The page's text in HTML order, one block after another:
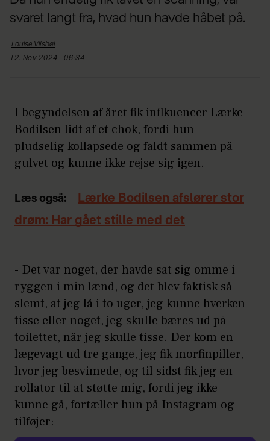
svaret langt fra, hvad hun havde håbet på.
Louise Vilsbøl
12. Nov 2024 - 06:34
I begyndelsen af året fik inflkuencer Lærke
Bodilsen lidt af et chok, fordi hun
pludselig kollapsede og faldt sammen på
gulvet og kunne ikke rejse sig igen.
Læs også:
Lærke Bodilsen afslører stor
drøm: Har gået stille med det
- Det var noget, der havde sat sig omme i
ryggen i min lænd, og det blev faktisk så
slemt, at jeg lå i to uger, jeg kunne hverken
tisse eller noget, jeg skulle bæres ud på
toilettet, når jeg skulle tisse. Der kom en
lægevagt ud tre gange, jeg fik morfinpiller,
hvor jeg besvimede, og til sidst fik jeg en
rollator til at støtte mig, fordi jeg ikke
kunne gå, fortæller hun på Instagram og
tilføjer: